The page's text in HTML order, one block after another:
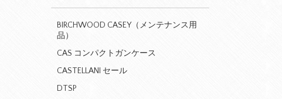
BIRCHWOOD CASEY（メンテナンス用
品）
CAS コンパクトガンケース
CASTELLANI セール
DTSP